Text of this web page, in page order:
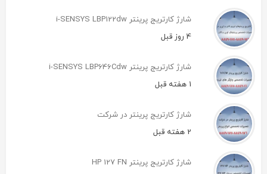
شارژ کارتریج پرینتر i-SENSYS LBP122dw
4 روز قبل
شارژ کارتریج پرینتر i-SENSYS LBP646Cdw
1 هفته قبل
شارژ کارتریج پرینتر در شرکت
2 هفته قبل
شارژ کارتریج پرینتر HP 127 FN